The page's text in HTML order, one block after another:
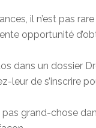
il n’est pas
opportunité
dans un dossier
leur de s’inscrire
grand-chose